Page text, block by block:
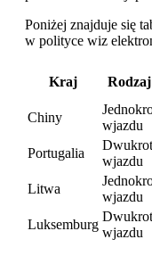
Poniżej znajduje się
w polityce wiz
Kraj
Chiny
wjazdu
Portugalia
wjazdu
Litwa
wjazdu
Luksemburg
wjazdu